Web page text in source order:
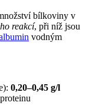
bílkoviny v
reakcí, při níž jsou
vodným
0,20–0,45 g/l